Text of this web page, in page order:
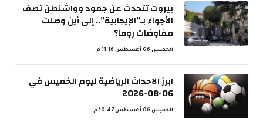
بيروت تتحدث عن جمود وواشنطن تصف
الأجواء بـ”الإيجابية”.. إلى أين وصلت
مفاوضات روما؟
الخميس 06 أغسطس 11:16 م
ابرز الاحداث الرياضية ليوم الخميس في
06-08-2026
الخميس 06 أغسطس 10:47 م